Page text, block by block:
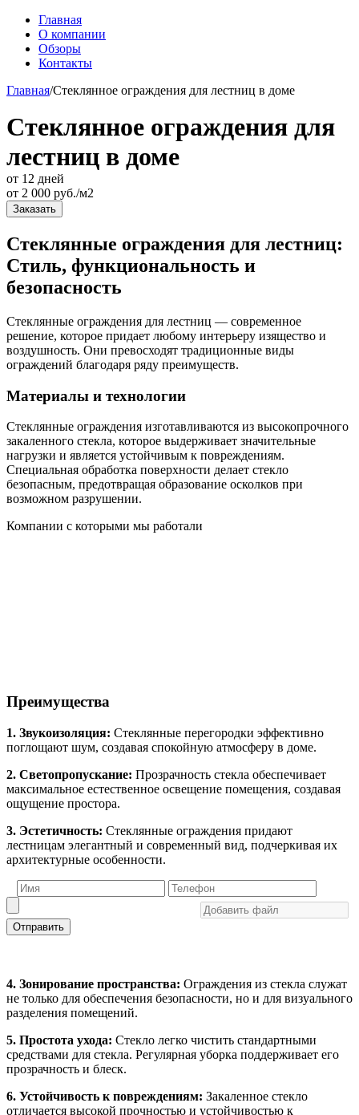
Главная
О компании
Обзоры
Контакты
Главная/Стеклянное ограждения для лестниц в доме
Стеклянное ограждения для
лестниц в доме
от 12 дней
от 2 000 руб./м2
Заказать
Стеклянные ограждения для лестниц:
Стиль, функциональность и
безопасность
Стеклянные ограждения для лестниц — современное
решение, которое придает любому интерьеру изящество и
воздушность. Они превосходят традиционные виды
ограждений благодаря ряду преимуществ.
Материалы и технологии
Стеклянные ограждения изготавливаются из высокопрочного
закаленного стекла, которое выдерживает значительные
нагрузки и является устойчивым к повреждениям.
Специальная обработка поверхности делает стекло
безопасным, предотвращая образование осколков при
возможном разрушении.
Компании с которыми мы работали
Преимущества
1. Звукоизоляция: Стеклянные перегородки эффективно
поглощают шум, создавая спокойную атмосферу в доме.
2. Светопропускание: Прозрачность стекла обеспечивает
максимальное естественное освещение помещения, создавая
ощущение простора.
3. Эстетичность: Стеклянные ограждения придают
лестницам элегантный и современный вид, подчеркивая их
архитектурные особенности.
Отправить
4. Зонирование пространства: Ограждения из стекла служат
не только для обеспечения безопасности, но и для визуального
разделения помещений.
5. Простота ухода: Стекло легко чистить стандартными
средствами для стекла. Регулярная уборка поддерживает его
прозрачность и блеск.
6. Устойчивость к повреждениям: Закаленное стекло
отличается высокой прочностью и устойчивостью к